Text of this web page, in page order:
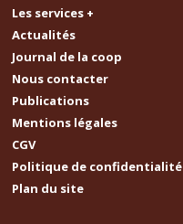
Les services +
Actualités
Journal de la coop
Nous contacter
Publications
Mentions légales
CGV
Politique de confidentialité
Plan du site